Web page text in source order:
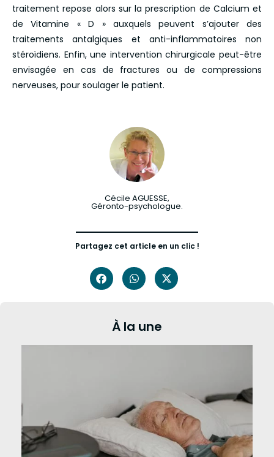
traitement repose alors sur la prescription de Calcium et
de Vitamine « D » auxquels peuvent s’ajouter des
traitements antalgiques et anti-inflammatoires non
stéroïdiens. Enfin, une intervention chirurgicale peut-être
envisagée en cas de fractures ou de compressions
nerveuses, pour soulager le patient.
Cécile AGUESSE,
Géronto-psychologue.
Partagez cet article en un clic !
À la une